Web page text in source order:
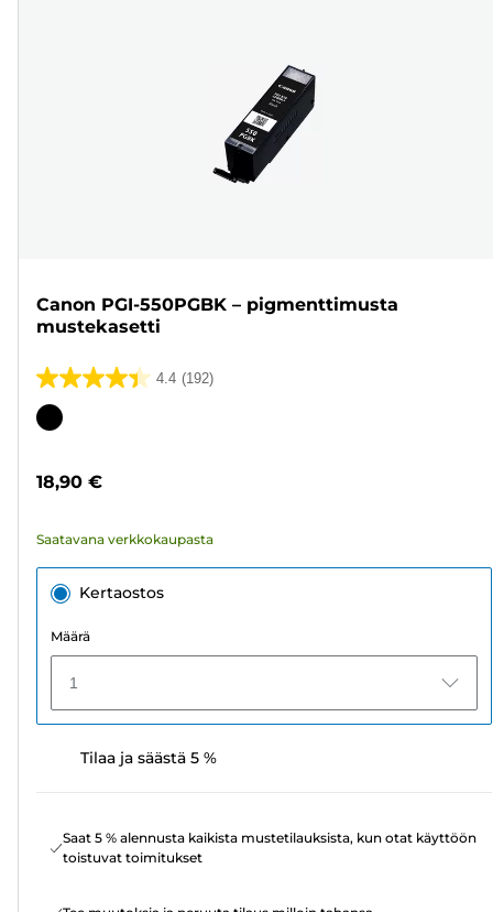
Canon PGI-550PGBK – pigmenttimusta
mustekasetti
4.4 (192)
4.4/5
tähteä.
Värikasetti
18,90 €
Saatavana verkkokaupasta
Kertaostos
Määrä
1
Tilaa ja säästä 5 %
Saat 5 % alennusta kaikista mustetilauksista, kun otat käyttöön
toistuvat toimitukset